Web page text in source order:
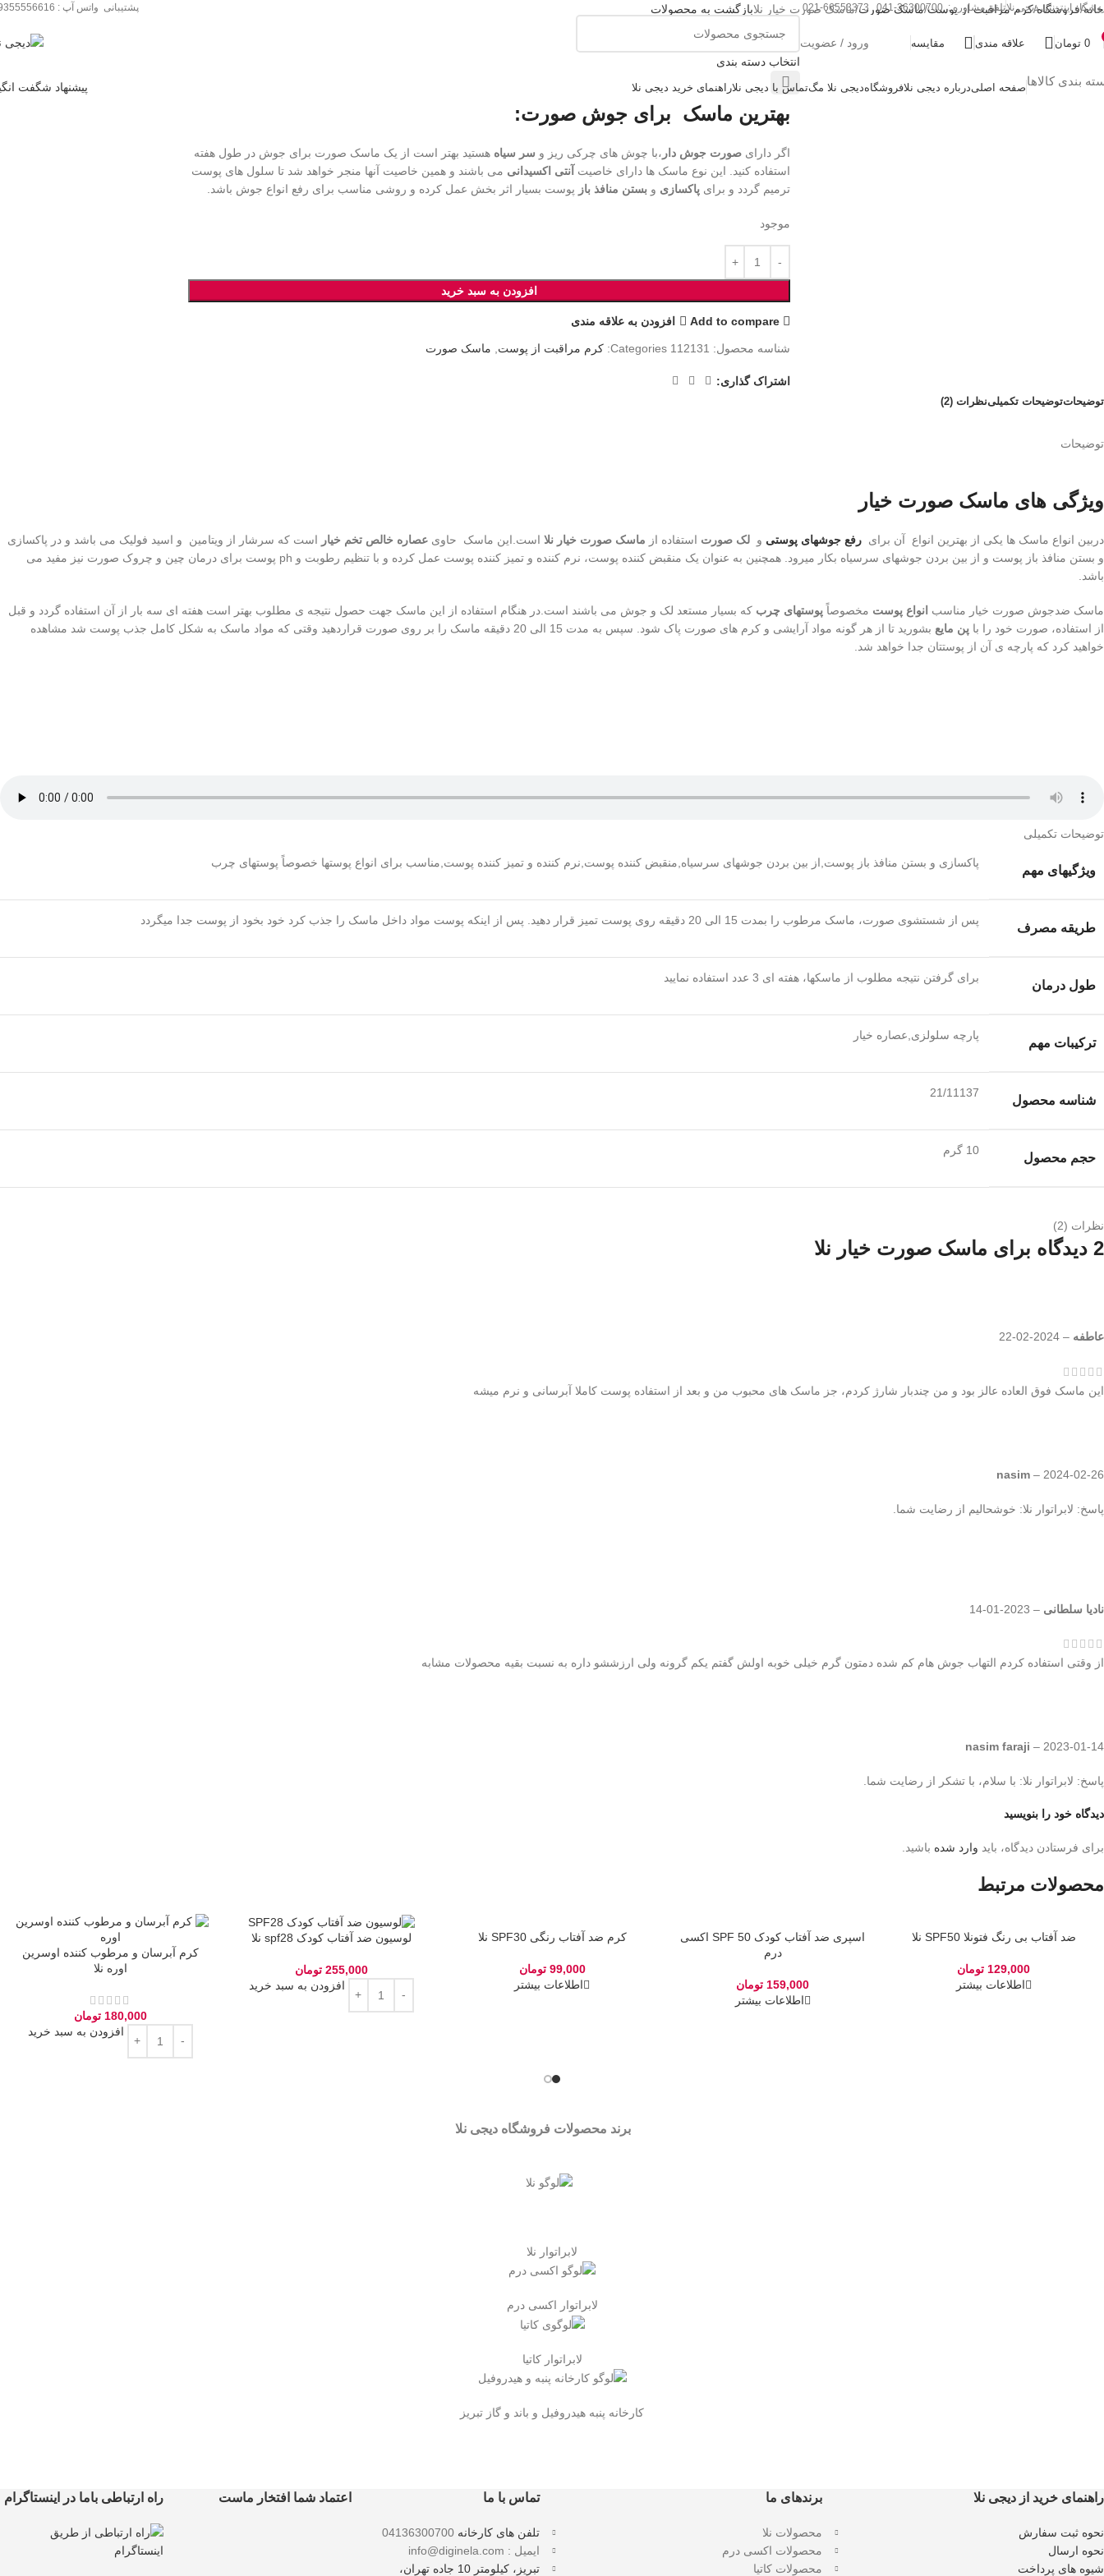
اینترنتی دیجی نلاتلفن مشاوره : 36300700-041 , 66553373-021 پشتیبانی واتس آپ : 09355556616
0 تومان علاقه مندی مقایسه
ورود / عضویت
انتخاب دسته بندی
بندی کالاها صفحه اصلیدرباره دیجی نلافروشگاهدیجی نلا مگتماس با دیجی نلاراهنمای خرید دیجی نلا پیشنهاد شگفت
خانه فروشگاه کرم مراقبت از پوست ماسک صورت ماسک صورت خیار نلابازگشت به محصولات
ماسک صورت خیار نلا
240,000
بهترین ماسک برای جوش صورت:
اگر دارای صورت جوش دار ،با چوش های چرکی ریز و سر سیاه هستید بهتر است از یک ماسک صورت برای جوش در طول هفته
استفاده کنید. این نوع ماسک ها دارای خاصیت آنتی اکسیدانی می باشند و همین خاصیت آنها منجر خواهد شد تا سلول های پوست
ترمیم گردد و برای پاکسازی و بستن منافذ باز پوست بسیار اثر بخش عمل کرده و روشی مناسب برای رفع انواع جوش باشد.
موجود
افزودن به سبد خرید
Add to compare افزودن به علاقه مندی
شناسه محصول: 112131
Categories: کرم مراقبت از پوست, ماسک صورت
اشتراک گذاری:
توضیحاتتوضیحات تکمیلینظرات (2)
توضیحات
ویژگی های ماسک صورت خیار
دربین انواع ماسک ها یکی از بهترین انواع آن برای رفع جوشهای پوستی و لک صورت استفاده از ماسک صورت خیار نلا است.این ماسک حاوی عصاره خالص تخم خيار است که سرشار از ویتامین
و اسید فولیک می باشد و در پاکسازی
و بستن منافذ باز پوست و از بين بردن جوشهای سرسياه بکار ميرود. همچنین به عنوان یک منقبض کننده پوست، نرم کننده و تميز کننده پوست عمل کرده و با تنظیم رطوبت و
پوست برای درمان چين و چروک صورت نیز مفید می
باشد.
ماسک ضدجوش صورت خیار مناسب انواع پوست مخصوصاً پوستهای چرب که بسیار مستعد لک و جوش می باشند است.در هنگام استفاده از این ماسک جهت حصول نتیجه ی مطلوب بهتر است هفته ای سه بار از آن استفاده گردد و قبل
از استفاده، صورت خود را با پن مایع
بشورید تا از هر گونه مواد آرایشی و کرم های صورت پاک شود. سپس به مدت 15 الی 20 دقیقه ماسک را بر روی صورت قراردهید وقتی که مواد ماسک به شکل کامل جذب پوست شد مشاهده
خواهید کرد که پارچه ی آن از پوستتان جدا خواهد شد.
توضیحات تکمیلی
ویژگیهای مهم
پاکسازی و بستن منافذ باز پوست,از بین بردن جوشهای سرسیاه,منقبض کننده پوست,نرم کننده و تمیز کننده پوست,مناسب برای انواع پوستها خصوصاً پوستهای چرب
طریقه مصرف
پس از شستشوی صورت، ماسک مرطوب را بمدت 15 الی 20 دقیقه روی پوست تمیز قرار دهید. پس از اینکه پوست مواد داخل ماسک را جذب کرد خود بخود از پوست جدا میگردد
طول درمان
برای گرفتن نتیجه مطلوب از ماسکها، هفته ای 3 عدد استفاده نمایید
ترکیبات مهم
پارچه سلولزی,عصاره خیار
شناسه محصول
21/11137
حجم محصول
10 گرم
نظرات (2)
2 دیدگاه برای ماسک صورت خیار نلا
عاطفه –
2024-02-22
این ماسک فوق العاده عالز بود و من چندبار شارژ کردم، جز ماسک های محبوب من و بعد از استفاده پوست کاملا آبرسانی و نرم میشه
nasim – 2024-02-26
پاسخ: لابراتوار نلا: خوشحالیم از رضایت شما.
نادیا سلطانی –
2023-01-14
از وقتی استفاده کردم التهاب جوش هام کم شده دمتون گرم خیلی خوبه اولش گفتم یکم گرونه ولی ارزششو داره به نسبت بقیه محصولات مشابه
nasim faraji – 2023-01-14
پاسخ: لابراتوار نلا: با سلام، با تشکر از رضایت شما.
دیدگاه خود را بنویسید
برای فرستادن دیدگاه، باید وارد شده باشید.
محصولات مرتبط
اتمام موجودی
ضد آفتاب بی رنگ فتونلا SPF50 نلا
129,000 تومان
اطلاعات بیشتر
اتمام موجودی
اسپری ضد آفتاب کودک SPF 50 اکسی
درم
159,000 تومان
اطلاعات بیشتر
اتمام موجودی
کرم ضد آفتاب رنگی SPF30 نلا
99,000 تومان
اطلاعات بیشتر
لوسیون ضد آفتاب کودک spf28 نلا
255,000 تومان
افزودن به سبد خرید
کرم آبرسان و مرطوب کننده اوسرین
اوره نلا
180,000 تومان
افزودن به سبد خرید
برند محصولات فروشگاه دیجی نلا
لابراتوار نلا
لابراتوار اکسی درم
لابراتوار کاتیا
کارخانه پنبه هیدروفیل و باند و گاز تبریز
راهنمای خرید از دیجی نلا
نحوه ثبت سفارش
نحوه ارسال
شیوه های پرداخت
برندهای ما
محصولات نلا
محصولات اکسی درم
محصولات کاتیا
تماس با ما
تلفن های کارخانه
ایمیل : info@diginela.com
تبریز، کیلومتر 10 جاده تهران،
اعتماد شما افتخار ماست راه ارتباطی باما در اینستاگرام